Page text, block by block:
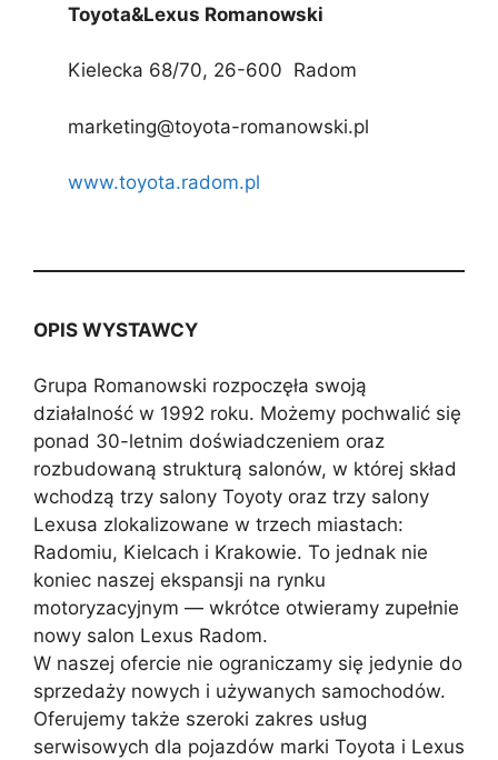
Toyota&Lexus Romanowski
Kielecka 68/70, 26-600 Radom
marketing@toyota-romanowski.pl
www.toyota.radom.pl
OPIS WYSTAWCY
Grupa Romanowski rozpoczęła swoją
działalność w 1992 roku. Możemy pochwalić się
ponad 30-letnim doświadczeniem oraz
rozbudowaną strukturą salonów, w której skład
wchodzą trzy salony Toyoty oraz trzy salony
Lexusa zlokalizowane w trzech miastach:
Radomiu, Kielcach i Krakowie. To jednak nie
koniec naszej ekspansji na rynku
motoryzacyjnym — wkrótce otwieramy zupełnie
nowy salon Lexus Radom.
W naszej ofercie nie ograniczamy się jedynie do
sprzedaży nowych i używanych samochodów.
Oferujemy także szeroki zakres usług
serwisowych dla pojazdów marki Toyota i Lexus